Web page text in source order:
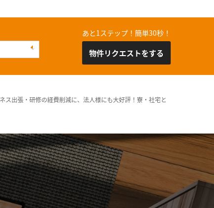
あと1ステップ！簡単30秒！
物件リクエストをする
出張・研修の経費削減に、法人様にも大好評！寮・社宅と